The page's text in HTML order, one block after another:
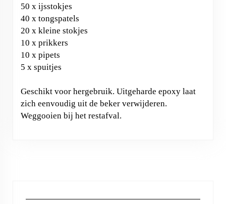
50 x ijsstokjes
40 x tongspatels
20 x kleine stokjes
10 x prikkers
10 x pipets
5 x spuitjes
Geschikt voor hergebruik. Uitgeharde epoxy laat
zich eenvoudig uit de beker verwijderen.
Weggooien bij het restafval.